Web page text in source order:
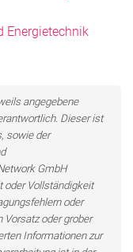
Energietechnik
angegebene
Dieser ist
sowie der
GmbH
oder Vollständigkeit
oder
Vorsatz oder grober
Informationen zur